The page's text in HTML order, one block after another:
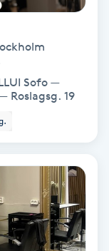
Sofo —
Roslagsg. 19